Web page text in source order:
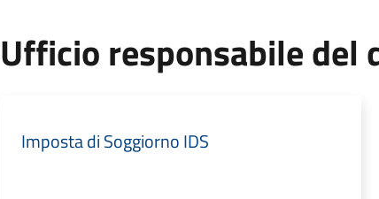
Ufficio responsabile del
Imposta di Soggiorno IDS